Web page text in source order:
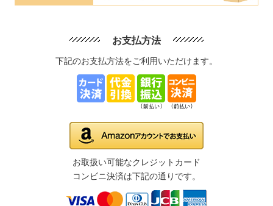
お支払方法
下記のお支払方法をご利用いただけます。
お取扱い可能なクレジットカード
コンビニ決済は下記の通りです。